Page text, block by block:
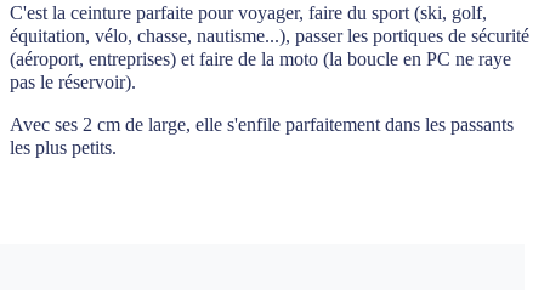
C'est la ceinture parfaite pour voyager, faire du sport (ski, golf,
équitation, vélo, chasse, nautisme...), passer les portiques de sécurité
(aéroport, entreprises) et faire de la moto (la boucle en PC ne raye
pas le réservoir).
Avec ses 2 cm de large, elle s'enfile parfaitement dans les passants
les plus petits.